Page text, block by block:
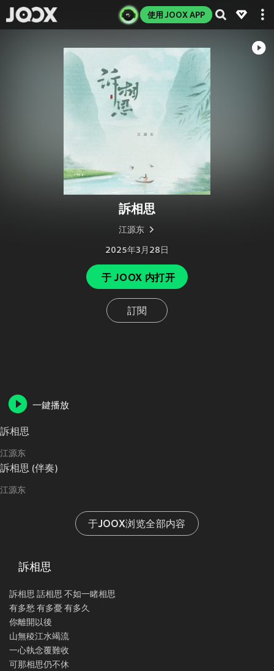
使用 JOOX APP
訴相思
江源东
2025年3月28日
于 JOOX 内打开
訂閱
一鍵播放
訴相思
江源东
訴相思 (伴奏)
江源东
于JOOX浏览全部内容
訴相思
訴相思 話相思 不如一睹相思
有多愁 有多憂 有多久
你離開以後
山無稜江水竭流
一心執念覆難收
可那相思仍不休